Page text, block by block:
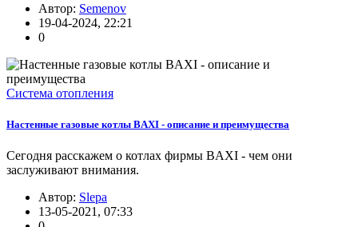
Автор: Semenov
19-04-2024, 22:21
0
Система отопления
Настенные газовые котлы BAXI - описание и преимущества
Сегодня расскажем о котлах фирмы BAXI - чем они
заслуживают внимания.
Автор: Slepa
13-05-2021, 07:33